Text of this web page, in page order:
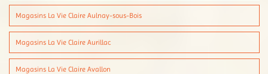
Magasins La Vie Claire Aulnay-sous-Bois
Magasins La Vie Claire Aurillac
Magasins La Vie Claire Avallon